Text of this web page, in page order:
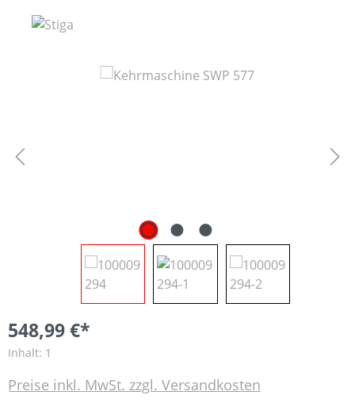
Bildergalerie überspringen
548,99 €*
Inhalt: 1
Preise inkl. MwSt. zzgl. Versandkosten